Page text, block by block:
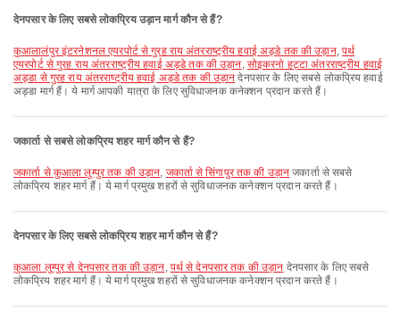
देनपसार के लिए सबसे लोकप्रिय उड़ान मार्ग कौन से हैं?
कुआलालंपुर इंटरनेशनल एयरपोर्ट से गुरह राय अंतरराष्ट्रीय हवाई अड्डे तक की उड़ान, पर्थ
एयरपोर्ट से गुरह राय अंतरराष्ट्रीय हवाई अड्डे तक की उड़ान, सोइकरनो हट्टा अंतरराष्ट्रीय हवाई
अड्डा से गुरह राय अंतरराष्ट्रीय हवाई अड्डे तक की उड़ान देनपसार के लिए सबसे लोकप्रिय हवाई
अड्डा मार्ग हैं। ये मार्ग आपकी यात्रा के लिए सुविधाजनक कनेक्शन प्रदान करते हैं।
जकार्ता से सबसे लोकप्रिय शहर मार्ग कौन से हैं?
जकार्ता से कुआला लुम्पुर तक की उड़ान, जकार्ता से सिंगापुर तक की उड़ान जकार्ता से सबसे
लोकप्रिय शहर मार्ग हैं। ये मार्ग प्रमुख शहरों से सुविधाजनक कनेक्शन प्रदान करते हैं।
देनपसार के लिए सबसे लोकप्रिय शहर मार्ग कौन से हैं?
कुआला लुम्पुर से देनपसार तक की उड़ान, पर्थ से देनपसार तक की उड़ान देनपसार के लिए सबसे
लोकप्रिय शहर मार्ग हैं। ये मार्ग प्रमुख शहरों से सुविधाजनक कनेक्शन प्रदान करते हैं।